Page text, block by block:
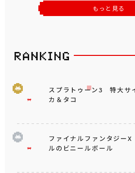
もっと見る
スプラトゥーン3 特大サ
カ＆タコ
ファイナルファンタジ
ルのビニールボール